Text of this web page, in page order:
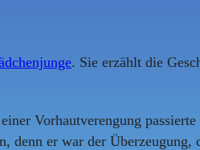
. Sie erzählt die
Vorhautverengung
denn er war der Überzeugung,